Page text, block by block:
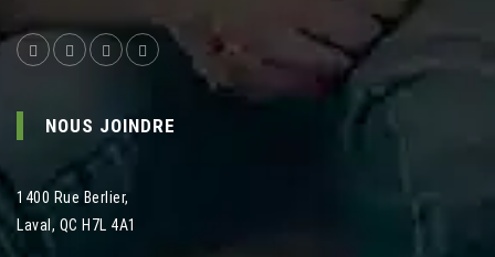
NOUS JOINDRE
1400 Rue Berlier,
Laval , QC H7L 4A1